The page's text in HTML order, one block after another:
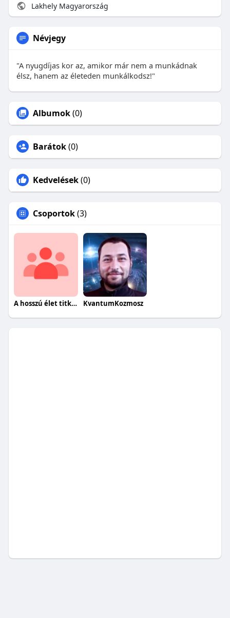
Lakhely Magyarország
Névjegy
"A nyugdíjas kor az, amikor már nem a munkádnak
élsz, hanem az életeden munkálkodsz!"
Albumok(0)
Barátok(0)
Kedvelések(0)
Csoportok(3)
A hosszú élet titkai egészségesen. KvantumKozmosz